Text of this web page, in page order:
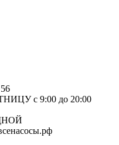
с 9:00 до 20:00